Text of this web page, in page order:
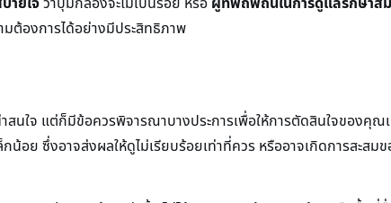
ต้องการได้อย่างมีประสิทธิภาพ
จ แต่ก็มีข้อควรพิจารณาบางประการเพื่อให้การตัดสินใจของคุณ
อย ซึ่งอาจส่งผลให้ดูไม่เรียบร้อยเท่าที่ควร หรืออาจเกิดการสะส